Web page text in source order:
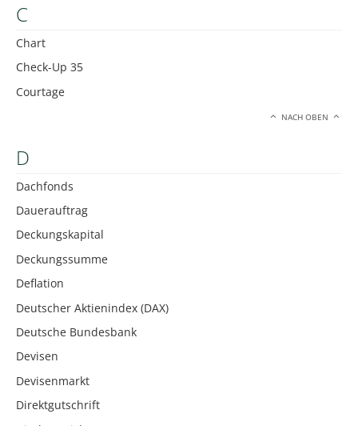
C
Chart
Check-Up 35
Courtage
NACH OBEN
D
Dachfonds
Dauerauftrag
Deckungskapital
Deckungssumme
Deflation
Deutscher Aktienindex (DAX)
Deutsche Bundesbank
Devisen
Devisenmarkt
Direktgutschrift